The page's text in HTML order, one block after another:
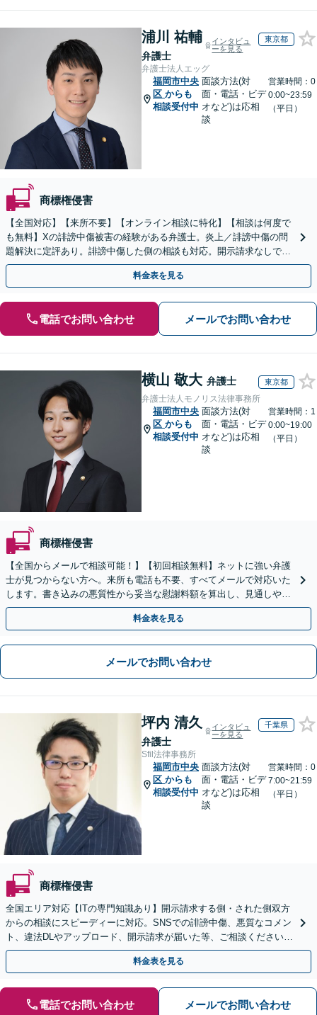
浦川 祐輔
弁護士
インタビュ
ーを見る
東京都
弁護士法人エッグ
福岡市中央
区 からも
相談受付中
面談方法(対
面・電話・ビデ
オなど)は応相
談
営業時間：0
0:00~23:59
（平日）
商標権侵害
【全国対応】【来所不要】【オンライン相談に特化】【相談は何度で
も無料】Xの誹謗中傷被害の経験がある弁護士。炎上／誹謗中傷の問
題解決に定評あり。誹謗中傷した側の相談も対応。開示請求なしで本
人の特定ができる場合もあり。
料金表を見る
電話でお問い合わせ メールでお問い合わせ
横山 敬大 弁護士 東京都
弁護士法人モノリス法律事務所
福岡市中央
区 からも
相談受付中
面談方法(対
面・電話・ビデ
オなど)は応相
談
営業時間：1
0:00~19:00
（平日）
商標権侵害
【全国からメールで相談可能！】【初回相談無料】ネットに強い弁護
士が見つからない方へ。来所も電話も不要、すべてメールで対応いた
します。書き込みの悪質性から妥当な慰謝料額を算出し、見通しや費
用面のリスクも包み隠さずお伝えしサポートします。
料金表を見る
メールでお問い合わせ
坪内 清久
弁護士
インタビュ
ーを見る
千葉県
Sfil法律事務所
福岡市中央
区 からも
相談受付中
面談方法(対
面・電話・ビデ
オなど)は応相
談
営業時間：0
7:00~21:59
（平日）
商標権侵害
全国エリア対応【ITの専門知識あり】開示請求する側・された側双方
からの相談にスピーディーに対応。SNSでの誹謗中傷、悪質なコメン
ト、違法DLやアップロード、開示請求が届いた等、ご相談ください
【WEB面談OK&解決実績豊富】【千葉中央駅4分】
料金表を見る
電話でお問い合わせ メールでお問い合わせ